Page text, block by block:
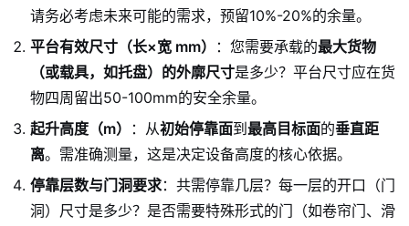
请务必考虑未来可能的需求，预留10%-20%的余量。
平台有效尺寸（长×宽 mm）
：您需要承载的最大货物
（或载具，如托盘）的外廓尺寸是多少？平台尺寸应在货
物四周留出50-100mm的安全余量。
起升高度（m）
：从初始停靠面到 最高目标面的垂直距
离。需准确测量，这是决定设备高度的核心依据。
停靠层数与门洞要求：共需停靠几层？每一层的开口（门
洞）尺寸是多少？是否需要特殊形式的门（如卷帘门、滑